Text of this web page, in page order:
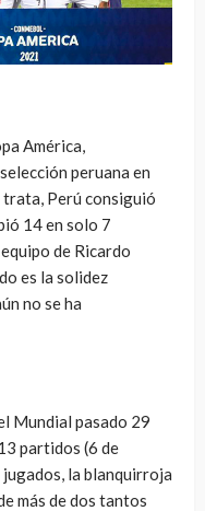
América,
peruana en
trata, Perú consiguió
14 en solo 7
de Ricardo
es la solidez
no se ha
Mundial pasado 29
partidos (6 de
la blanquirroja
más de dos tantos